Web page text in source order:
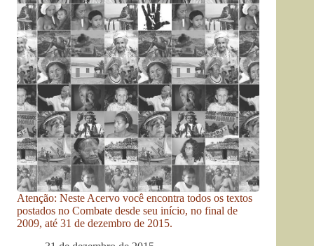
Atenção: Neste Acervo você encontra todos os textos
postados no Combate desde seu início, no final de
2009, até 31 de dezembro de 2015.